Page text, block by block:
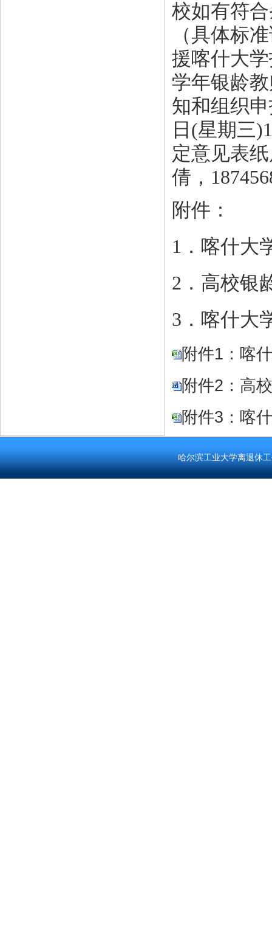
校如有符
（具体标
援喀什大
学年银龄
知和组织
日(星期三
定意见表
倩，
附件：
1 ． 喀什大
2 ． 高校银
3 ． 喀什大
附件1：喀
附件2：高
附件3：喀
哈尔滨工业大学离退休